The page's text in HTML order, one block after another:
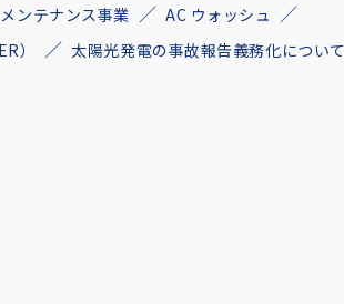
ンテナンス事業
AC ウォッシュ
）
太陽光発電の事故報告義務化について